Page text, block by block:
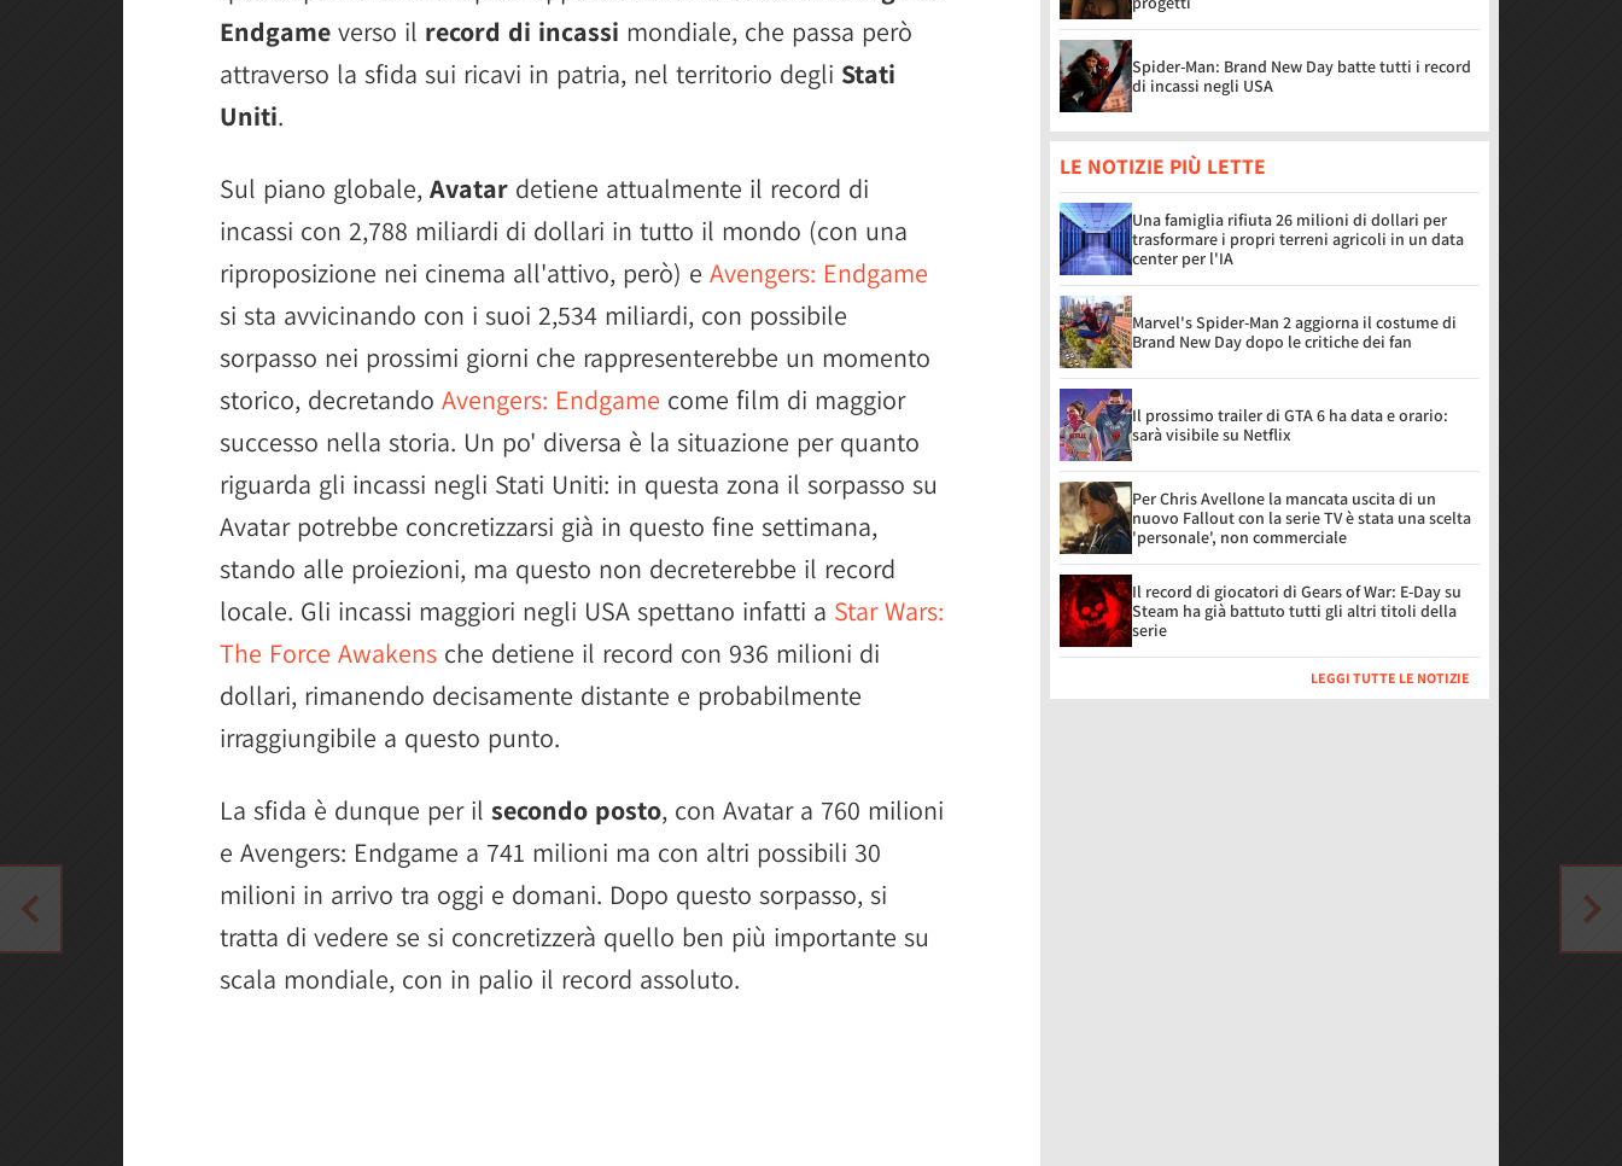
Endgame verso il record di incassi mondiale, che passa però
attraverso la sfida sui ricavi in patria, nel territorio degli Stati
Uniti.
Sul piano globale, Avatar detiene attualmente il record di
incassi con 2,788 miliardi di dollari in tutto il mondo (con una
riproposizione nei cinema all'attivo, però) e Avengers: Endgame
si sta avvicinando con i suoi 2,534 miliardi, con possibile
sorpasso nei prossimi giorni che rappresenterebbe un momento
storico, decretando Avengers: Endgame come film di maggior
successo nella storia. Un po' diversa è la situazione per quanto
riguarda gli incassi negli Stati Uniti: in questa zona il sorpasso su
Avatar potrebbe concretizzarsi già in questo fine settimana,
stando alle proiezioni, ma questo non decreterebbe il record
locale. Gli incassi maggiori negli USA spettano infatti a Star Wars:
The Force Awakens che detiene il record con 936 milioni di
dollari, rimanendo decisamente distante e probabilmente
irraggiungibile a questo punto.
La sfida è dunque per il secondo posto, con Avatar a 760 milioni
e Avengers: Endgame a 741 milioni ma con altri possibili 30
milioni in arrivo tra oggi e domani. Dopo questo sorpasso, si
tratta di vedere se si concretizzerà quello ben più importante su
scala mondiale, con in palio il record assoluto.
Spider-Man: Brand New Day batte tutti i record
di incassi negli USA
LE NOTIZIE PIÙ LETTE
Una famiglia rifiuta 26 milioni di dollari per
trasformare i propri terreni agricoli in un data
center per l'IA
Marvel's Spider-Man 2 aggiorna il costume di
Brand New Day dopo le critiche dei fan
Il prossimo trailer di GTA 6 ha data e orario:
sarà visibile su Netflix
Per Chris Avellone la mancata uscita di un
nuovo Fallout con la serie TV è stata una scelta
'personale', non commerciale
Il record di giocatori di Gears of War: E-Day su
Steam ha già battuto tutti gli altri titoli della
serie
LEGGI TUTTE LE NOTIZIE